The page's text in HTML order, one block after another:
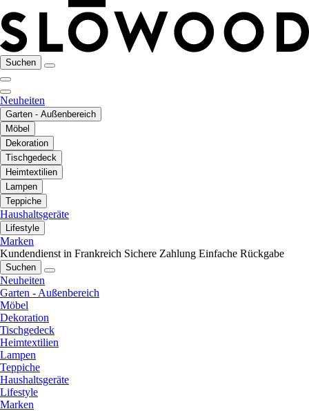
Suchen
Neuheiten
Garten - Außenbereich
Möbel
Dekoration
Tischgedeck
Heimtextilien
Lampen
Teppiche
Haushaltsgeräte
Lifestyle
Marken
Kundendienst in Frankreich Sichere Zahlung Einfache Rückgabe
Suchen
Neuheiten
Garten - Außenbereich
Möbel
Dekoration
Tischgedeck
Heimtextilien
Lampen
Teppiche
Haushaltsgeräte
Lifestyle
Marken